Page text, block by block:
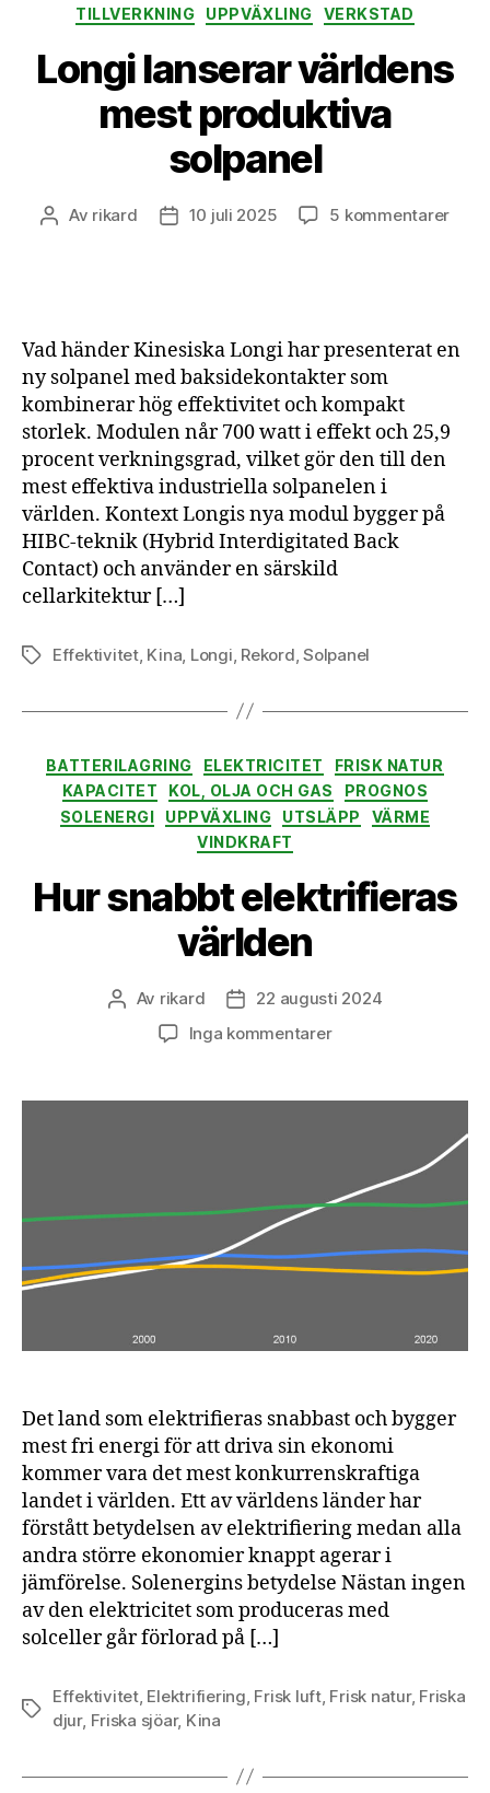
TILLVERKNING
UPPVÄXLING VERKSTAD
Longi lanserar världens
mest produktiva
solpanel
Inläggsförfattare
Av rikard Inläggsdatum
10 juli 2025 5 kommentarertill
Vad händer Kinesiska Longi har presenterat en
ny solpanel med baksidekontakter som
kombinerar hög effektivitet och kompakt
storlek. Modulen når 700 watt i effekt och 25,9
procent verkningsgrad, vilket gör den till den
mest effektiva industriella solpanelen i
världen. Kontext Longis nya modul bygger på
HIBC-teknik (Hybrid Interdigitated Back
Contact) och använder en särskild
cellarkitektur […]
EtiketterEffektivitet, Kina Longi Rekord ,Solpanel
Kategorier
BATTERILAGRING ELEKTRICITET
FRISK NATUR
KAPACITET
KOL, OLJA OCH GAS
PROGNOS
SOLENERGI
UPPVÄXLING UTSLÄPP
VÄRME
VINDKRAFT
Hur snabbt elektrifieras
världen
Inläggsförfattare
Av rikard Inläggsdatum
22 augusti 2024
Inga kommentarertill
elektrifieras
Det land som elektrifieras snabbast och bygger
mest fri energi för att driva sin ekonomi
kommer vara det mest konkurrenskraftiga
landet i världen. Ett av världens länder har
förstått betydelsen av elektrifiering medan alla
andra större ekonomier knappt agerar i
jämförelse. Solenergins betydelse Nästan ingen
av den elektricitet som produceras med
solceller går förlorad på […]
Etiketter
Effektivitet, Elektrifiering, Frisk luft, Frisk natur, Friska
djur, Friska sjöar, Kina